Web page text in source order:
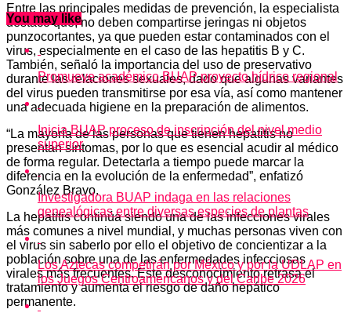
Entre las principales medidas de prevención, la especialista
destacó que, no deben compartirse jeringas ni objetos
punzocortantes, ya que pueden estar contaminados con el
virus, especialmente en el caso de las hepatitis B y C.
También, señaló la importancia del uso de preservativo
durante las relaciones sexuales, dado que algunas variantes
del virus pueden transmitirse por esa vía, así como mantener
una adecuada higiene en la preparación de alimentos.
“La mayoría de las personas que tienen hepatitis no
presentan síntomas, por lo que es esencial acudir al médico
de forma regular. Detectarla a tiempo puede marcar la
diferencia en la evolución de la enfermedad”, enfatizó
González Bravo.
La hepatitis continúa siendo una de las infecciones virales
más comunes a nivel mundial, y muchas personas viven con
el virus sin saberlo por ello el objetivo de concientizar a la
población sobre una de las enfermedades infecciosas
virales más frecuentes. Este desconocimiento retrasa el
tratamiento y aumenta el riesgo de daño hepático
permanente.
You may like
Promueve académico BUAP proyecto hídrico regional
Inicia BUAP proceso de inscripción del nivel medio
superior
Investigadora BUAP indaga en las relaciones
genealógicas entre diversas especies de plantas
Los Aztecas competirán por México y por la UDLAP en
los Juegos Centroamericanos y del Caribe 2026